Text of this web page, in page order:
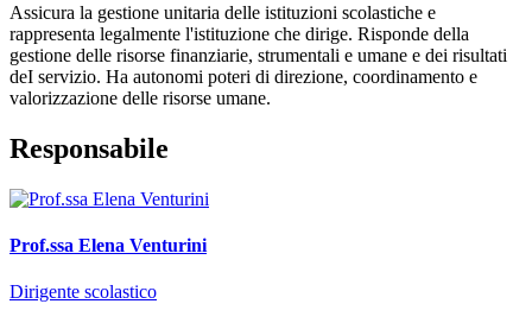
Assicura la gestione unitaria delle istituzioni scolastiche e
rappresenta legalmente l'istituzione che dirige. Risponde della
gestione delle risorse finanziarie, strumentali e umane e dei risultati
deI servizio. Ha autonomi poteri di direzione, coordinamento e
valorizzazione delle risorse umane.
Responsabile
Prof.ssa Elena Venturini
Dirigente scolastico